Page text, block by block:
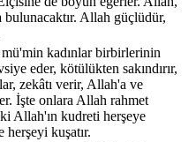
Allah güçlüdür,
kadınlar birbirlerinin
eder, kötülükten sakındırır,
zekâtı verir, Allah'a ve
İşte onlara Allah rahmet
Allah'ın kudreti herşeye
herşeyi kuşatır.